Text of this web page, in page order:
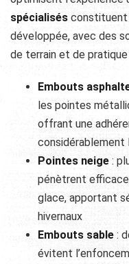
spécialisés constituent
développée, avec des
de terrain et de pratique
Embouts
les pointes
offrant une
considérablement
Pointes neige :
pénètrent
glace, apportant
hivernaux
Embouts sable :
évitent